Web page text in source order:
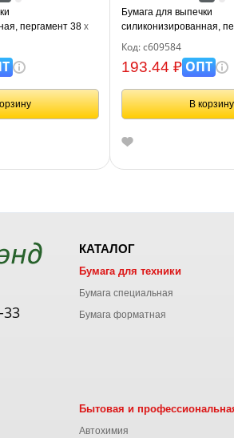
пергамент 38 х
WBZ, 609589
Бумага для выпечки
силиконизированная,
х 25 м, цвет белый,
Код: с609584
193.44 ₽ОПТ
В корзину
33
КАТАЛОГ
Бумага для техники
Бумага специальная
Бумага форматная
Бытовая и
Автохимия